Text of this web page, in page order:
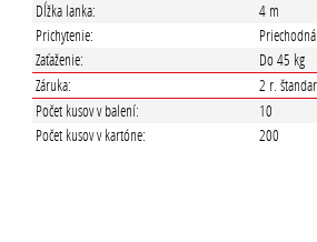
Dĺžka lanka:
4 m
Prichytenie:
Zaťaženie:
Do 45 kg
Záruka:
2 r.
Počet kusov v balení:
10
Počet kusov v kartóne:
200